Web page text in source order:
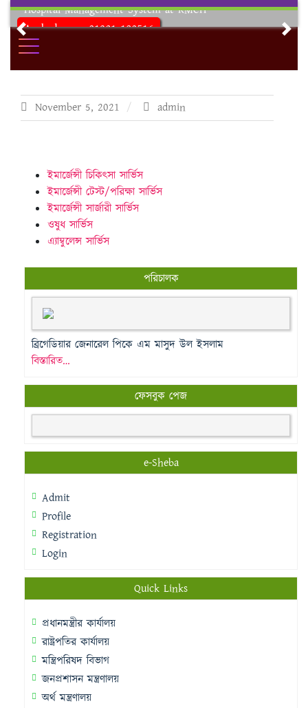
Skip
content
Ambulance: 01321-180516
Hospital Management System at RMCH
Previous
November 5, 2021 admin
ইমার্জেন্সী চিকিৎসা সার্ভিস
ইমার্জেন্সী টেস্ট/পরিক্ষা সার্ভিস
ইমার্জেন্সী সার্জারী সার্ভিস
ওষুধ সার্ভিস
এ্যাম্বুলেন্স সার্ভিস
পরিচালক
ব্রিগেডিয়ার জেনারেল পিকে এম মাসুদ উল ইসলাম
বিস্তারিত…
ফেসবুক পেজ
e-Sheba
Admit
Profile
Registration
Login
Quick Links
প্রধানমন্ত্রীর কার্যালয়
রাষ্ট্রপতির কার্যালয়
মন্ত্রিপরিষদ বিভাগ
জনপ্রশাসন মন্ত্রণালয়
অর্থ মন্ত্রণালয়